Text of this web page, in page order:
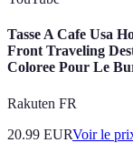
Tasse A Cafe Usa
Front Traveling
Coloree Pour Le
Rakuten FR
20.99 EURVoir le